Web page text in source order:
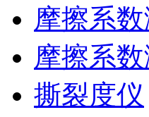
摩擦系
摩擦系
撕裂度仪